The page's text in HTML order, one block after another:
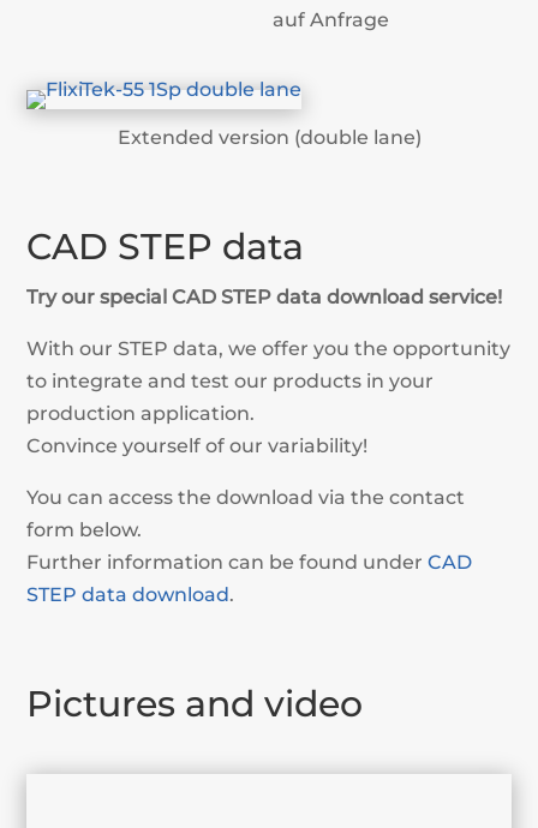
auf Anfrage
Extended version (double lane)
CAD STEP data
Try our special CAD STEP data download service!
With our STEP data, we offer you the opportunity
to integrate and test our products in your
production application.
Convince yourself of our variability!
You can access the download via the contact
form below.
Further information can be found underCAD
STEP data download.
Pictures and video